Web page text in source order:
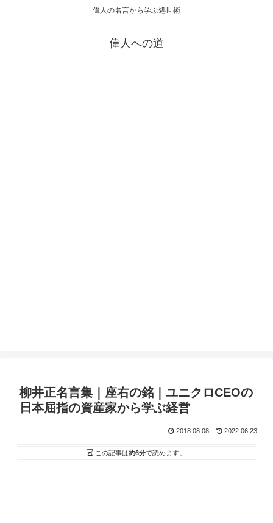
偉人の名言から学ぶ処世術
偉人への道
柳井正名言集｜座右の銘｜ユニクロCEOの
日本屈指の資産家から学ぶ経営
2018.08.08 2022.06.23
この記事は約6分で読めます。